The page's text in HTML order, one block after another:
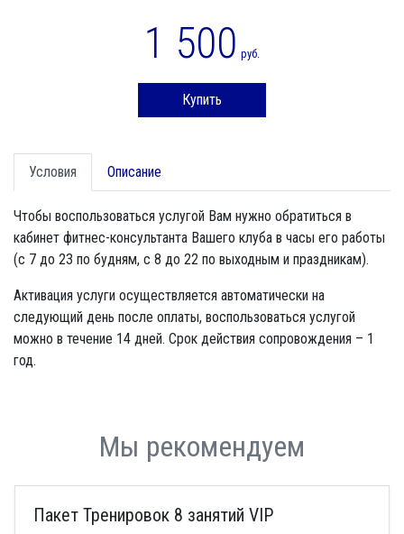
1 500 руб.
Купить
Условия Описание
Чтобы воспользоваться услугой Вам нужно обратиться в
кабинет фитнес-консультанта Вашего клуба в часы его работы
(с 7 до 23 по будням, с 8 до 22 по выходным и праздникам).
Активация услуги осуществляется автоматически на
следующий день после оплаты, воспользоваться услугой
можно в течение 14 дней. Срок действия сопровождения – 1
год.
Мы рекомендуем
Пакет Тренировок 8 занятий VIP